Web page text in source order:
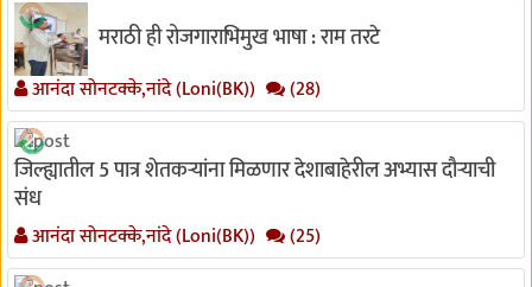
मराठी ही रोजगाराभिमुख भाषा : राम तरटे
आनंदा सोनटक्के,नांदे (Loni(BK)) (28)
जिल्ह्यातील 5 पात्र शेतकऱ्यांना मिळणार देशाबाहेरील अभ्यास दौऱ्याची
संध
आनंदा सोनटक्के,नांदे (Loni(BK)) (25)